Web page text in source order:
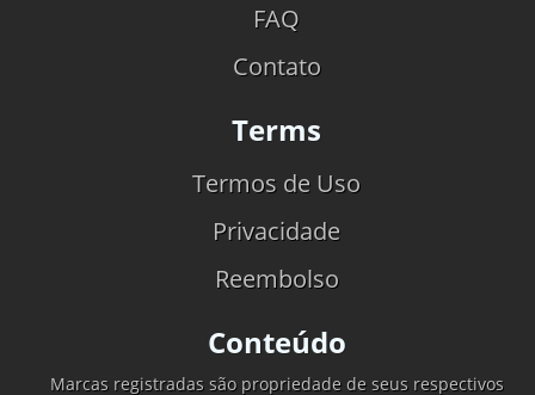
FAQ
Contato
Terms
Termos de Uso
Privacidade
Reembolso
Conteúdo
Marcas registradas são propriedade de seus respectivos